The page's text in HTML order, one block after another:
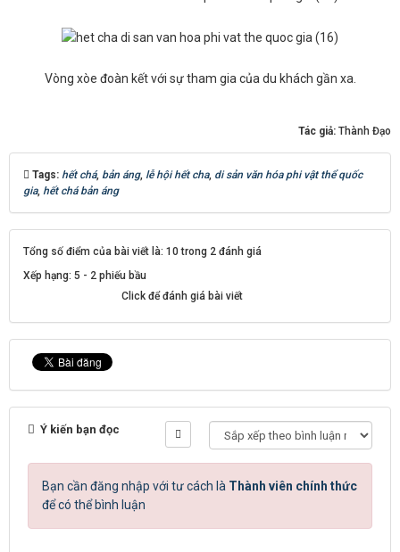
Vòng xòe đoàn kết với sự tham gia của du khách gần xa.
Tác giả: Thành Đạo
Tags: hết chá, bản áng, lễ hội hết cha, di sản văn hóa phi vật thể quốc
gia, hết chá bản áng
Tổng số điểm của bài viết là: 10 trong 2 đánh giá
Xếp hạng: 5 - 2 phiếu bầu
Click để đánh giá bài viết
Ý kiến bạn đọc
Bạn cần đăng nhập với tư cách là Thành viên chính thức
để có thể bình luận